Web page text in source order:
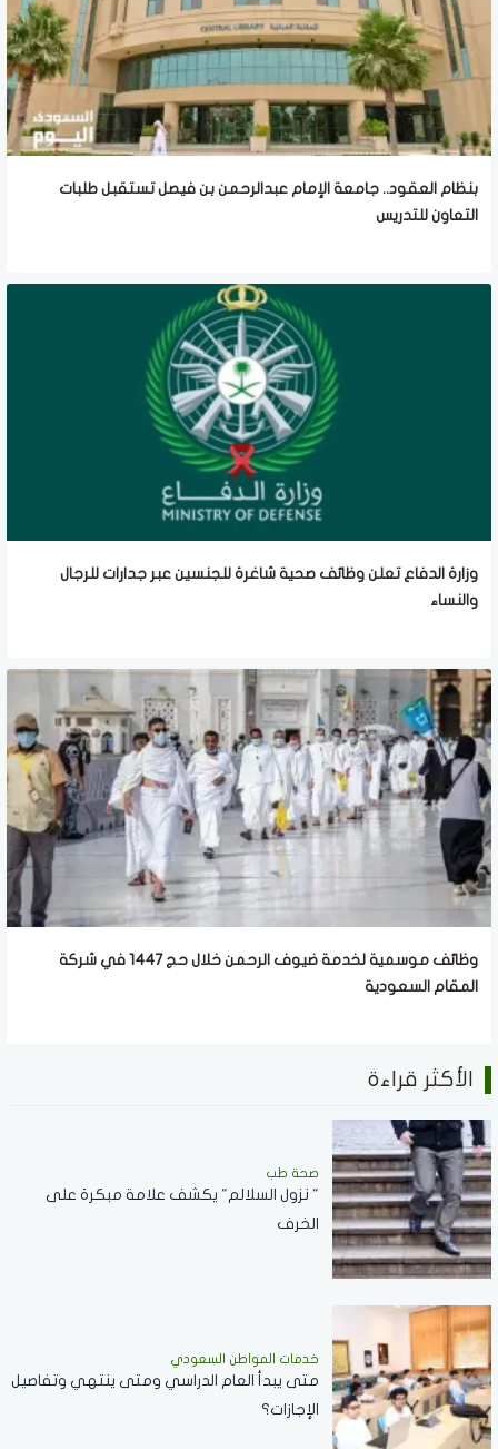
بنظام العقود.. جامعة الإمام عبدالرحمن بن فيصل تستقبل طلبات
التعاون للتدريس
وزارة الدفاع تعلن وظائف صحية شاغرة للجنسين عبر جدارات للرجال
والنساء
وظائف موسمية لخدمة ضيوف الرحمن خلال حج 1447 في شركة
المقام السعودية
الأكثر قراءة
صحة طب
" نزول السلالم" يكشف علامة مبكرة على
الخرف
خدمات المواطن السعودي
‏متى يبدأ العام الدراسي ومتى ينتهي وتفاصيل
الإجازات؟